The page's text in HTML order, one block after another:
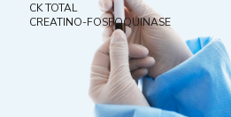
CK TOTAL
CREATINO-FOSFOQUINASE